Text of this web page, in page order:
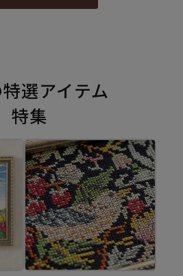
選アイテム
特集